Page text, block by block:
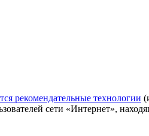
рекомендательные технологии
сети «Интернет»,